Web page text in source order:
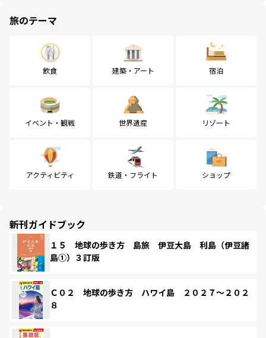
旅のテーマ
飲食 建築・アート 宿泊
イベント・観戦 世界遺産 リゾート
アクティビティ 鉄道・フライト ショップ
新刊ガイドブック
１５ 地球の歩き方 島旅 伊豆大島 利島（伊豆諸
島①）３訂版
Ｃ０２ 地球の歩き方 ハワイ島 ２０２７～２０２
８